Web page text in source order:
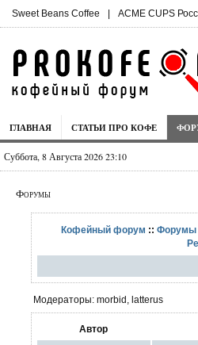
Sweet Beans Coffee | ACME CUPS
ГЛАВНАЯ СТАТЬИ ПРО КОФЕ
Суббота, 8 Августа 2026 23:10
Форумы
Кофейный форум ::Форумы
Модераторы: morbid, latterus
Автор